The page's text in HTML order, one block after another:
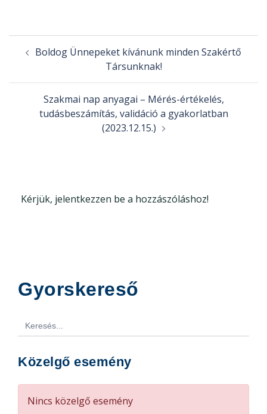
navigation
Boldog Ünnepeket kívánunk minden Szakértő
Társunknak!
Szakmai nap anyagai – Mérés-értékelés,
tudásbeszámítás, validáció a gyakorlatban
(2023.12.15.)
Kérjük, jelentkezzen be a hozzászóláshoz!
Gyorskereső
for:
Közelgő esemény
Nincs közelgő esemény